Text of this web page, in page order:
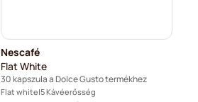
Nescafé
Flat White
30 kapszula a Dolce Gusto termékhez
Flat white 5 Kávéerősség